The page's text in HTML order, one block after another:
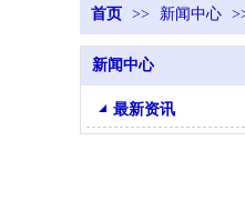
首页 >> 新闻中心
新闻中心
最新资讯